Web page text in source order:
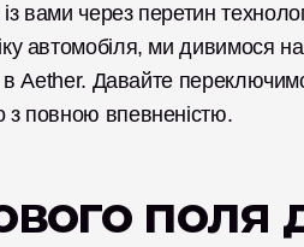
вами через перетин
автомобіля, ми дивимося
в Aether. Давайте
з повною впевненістю.
поля